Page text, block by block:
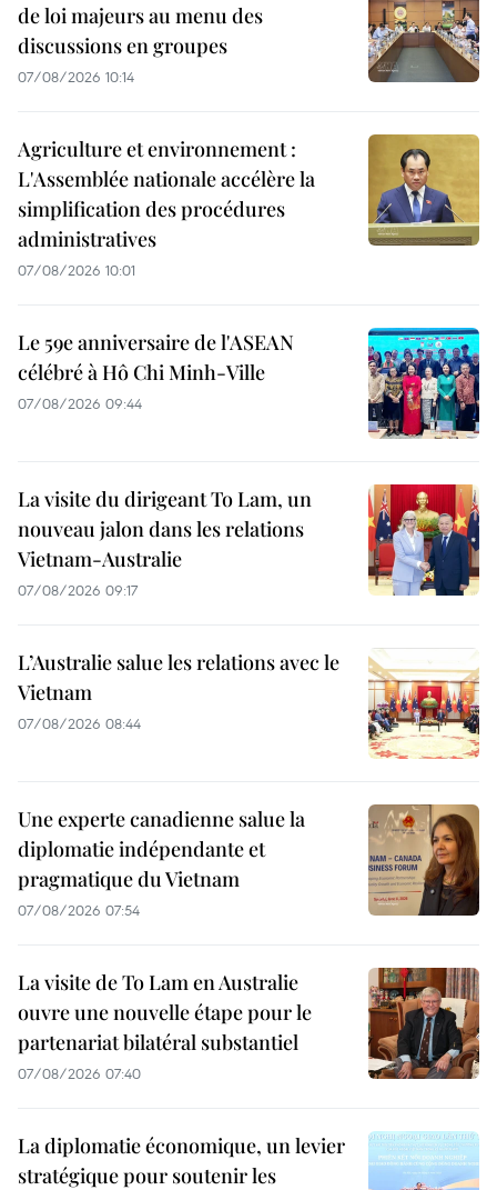
de loi majeurs au menu des
discussions en groupes
07/08/2026 10:14
Agriculture et environnement :
L'Assemblée nationale accélère la
simplification des procédures
administratives
07/08/2026 10:01
Le 59e anniversaire de l'ASEAN
célébré à Hô Chi Minh-Ville
07/08/2026 09:44
La visite du dirigeant To Lam, un
nouveau jalon dans les relations
Vietnam-Australie
07/08/2026 09:17
L’Australie salue les relations avec le
Vietnam
07/08/2026 08:44
Une experte canadienne salue la
diplomatie indépendante et
pragmatique du Vietnam
07/08/2026 07:54
La visite de To Lam en Australie
ouvre une nouvelle étape pour le
partenariat bilatéral substantiel
07/08/2026 07:40
La diplomatie économique, un levier
stratégique pour soutenir les